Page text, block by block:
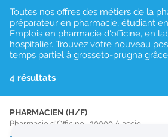
Toutes nos offres des métiers de la
préparateur en pharmacie, étudiant
Emplois en pharmacie d'officine, en
hospitalier. Trouvez votre nouveau
temps partiel à grosseto-prugna
4 résultats
PHARMACIEN (H/F)
Pharmacie d'Officine | 20000 Ajaccio